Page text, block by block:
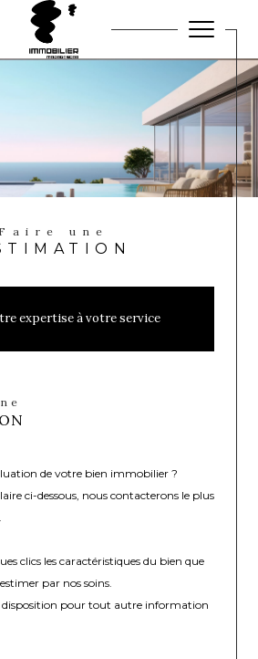
Faire une
expertise à votre service
de votre bien immobilier ?
ci-dessous, nous contacterons le plus
clics les caractéristiques du bien que
par nos soins.
disposition pour tout autre information